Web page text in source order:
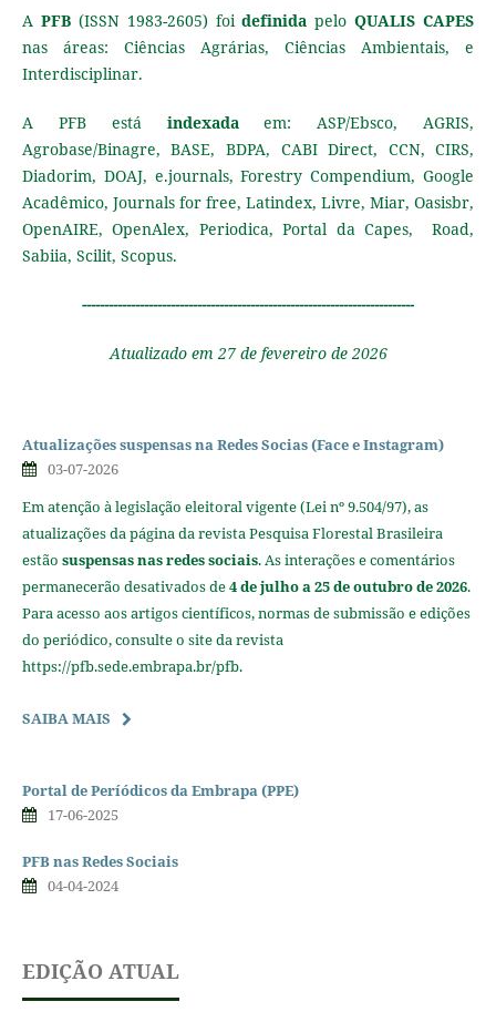
A PFB(ISSN 1983-2605) foidefinida peloQUALIS CAPES
nas áreas: Ciências Agrárias, Ciências Ambientais, e
Interdisciplinar.
A PFB está indexadaem: ASP/Ebsco, AGRIS,
Agrobase/Binagre, BASE, BDPA, CABI Direct, CCN, CIRS,
Diadorim, DOAJ, e.journals, Forestry Compendium, Google
Acadêmico, Journals for free, Latindex, Livre, Miar, Oasisbr,
OpenAIRE, OpenAlex, Periodica, Portal da Capes, Road,
Sabiia, Scilit, Scopus.
---------------------------------------------------------------------------
Atualizado em 27 de fevereiro de 2026
Atualizações suspensas na Redes Socias (Face e Instagram)
03-07-2026
Em atenção à legislação eleitoral vigente (Lei nº 9.504/97), as
atualizações da página da revista Pesquisa Florestal Brasileira
estão suspensas nas redes sociais. As interações e comentários
permanecerão desativados de4 de julho a 25 de outubro de 2026.
Para acesso aos artigos científicos, normas de submissão e edições
do periódico, consulte o site da revista
https://pfb.sede.embrapa.br/pfb.
SAIBA MAIS
Portal de Períódicos da Embrapa (PPE)
17-06-2025
PFB nas Redes Sociais
04-04-2024
EDIÇÃO ATUAL